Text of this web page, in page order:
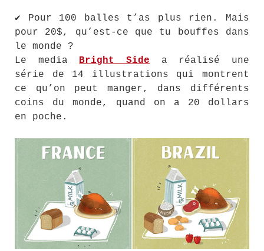
✔ Pour 100 balles t’as plus rien. Mais
pour 20$, qu’est-ce que tu bouffes dans
le monde ?
Le media Bright Side a réalisé une
série de 14 illustrations qui montrent
ce qu’on peut manger, dans différents
coins du monde, quand on a 20 dollars
en poche.